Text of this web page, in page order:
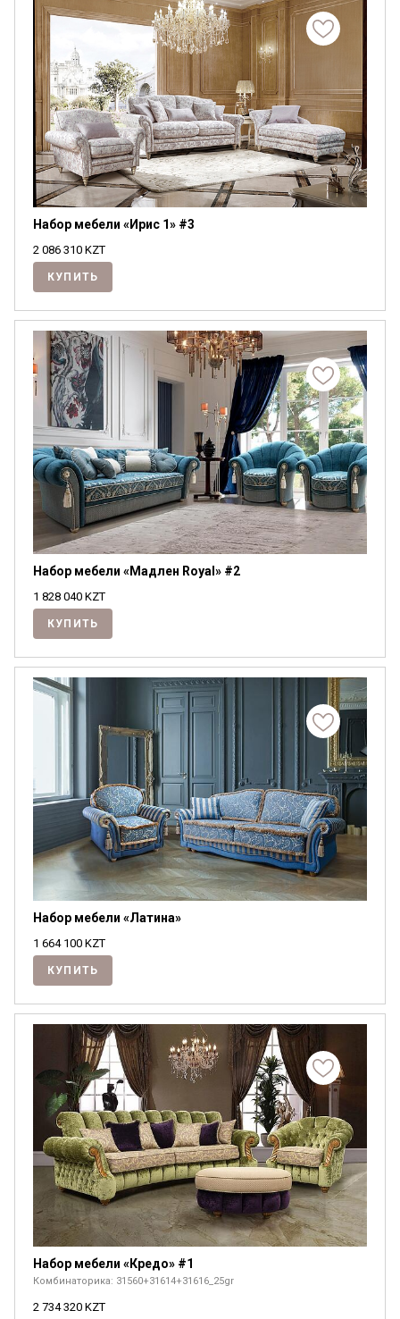
Набор мебели «Ирис 1» #3
2 086 310 KZT
КУПИТЬ
Набор мебели «Мадлен Royal» #2
1 828 040 KZT
КУПИТЬ
Набор мебели «Латина»
1 664 100 KZT
КУПИТЬ
Набор мебели «Кредо» #1
Комбинаторика: 31560+31614+31616_25gr
2 734 320 KZT